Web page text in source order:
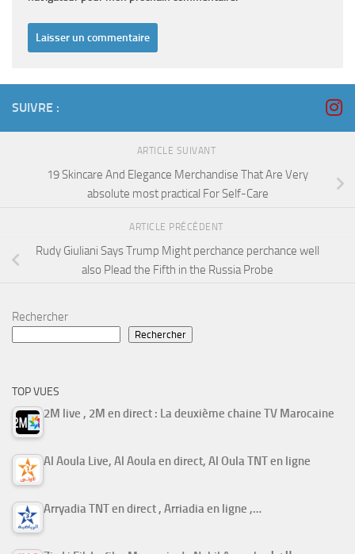
SUIVRE :
ARTICLE SUIVANT
19 Skincare And Elegance Merchandise That Are Very
absolute most practical For Self-Care
ARTICLE PRÉCÉDENT
Rudy Giuliani Says Trump Might perchance perchance well
also Plead the Fifth in the Russia Probe
Rechercher
Rechercher
TOP VUES
2M live , 2M en direct : La deuxième chaine TV Marocaine
Al Aoula Live, Al Aoula en direct, Al Oula TNT en ligne
Arryadia TNT en direct , Arriadia en ligne ,…